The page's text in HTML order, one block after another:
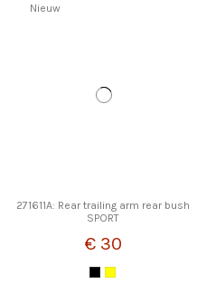
Nieuw
271611A: Rear trailing arm rear bush
SPORT
€ 30